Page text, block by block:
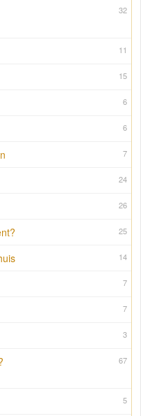
32
11
15
6
6
7
24
26
25
14
7
7
3
67
5